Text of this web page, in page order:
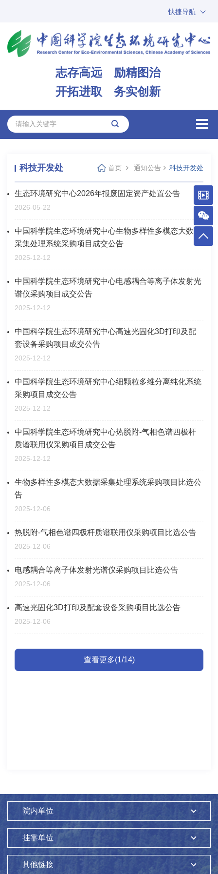
快捷导航
ARP
邮箱
志存高远 励精图治
开拓进取 务实创新
科技开发处 首页 通知公告 科技开发处
生态环境研究中心2026年报废固定资产处置公告
2026-05-22
中国科学院生态环境研究中心生物多样性多模态大数据
采集处理系统采购项目成交公告
2025-12-12
中国科学院生态环境研究中心电感耦合等离子体发射光
谱仪采购项目成交公告
2025-12-12
中国科学院生态环境研究中心高速光固化3D打印及配
套设备采购项目成交公告
2025-12-12
中国科学院生态环境研究中心细颗粒多维分离纯化系统
采购项目成交公告
2025-12-12
中国科学院生态环境研究中心热脱附-气相色谱四极杆
质谱联用仪采购项目成交公告
2025-12-12
生物多样性多模态大数据采集处理系统采购项目比选公
告
2025-12-06
热脱附-气相色谱四极杆质谱联用仪采购项目比选公告
2025-12-06
电感耦合等离子体发射光谱仪采购项目比选公告
2025-12-06
高速光固化3D打印及配套设备采购项目比选公告
2025-12-06
查看更多(1/14)
院内单位
挂靠单位
其他链接